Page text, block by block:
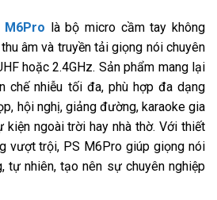
M6Pro là bộ micro cầm tay không
âm và truyền tải giọng nói chuyên
hoặc 2.4GHz. Sản phẩm mang lại
chế nhiễu tối đa, phù hợp đa dạng
hội nghị, giảng đường, karaoke gia
kiện ngoài trời hay nhà thờ. Với thiết
vượt trội, PS M6Pro giúp giọng nói
tự nhiên, tạo nên sự chuyên nghiệp